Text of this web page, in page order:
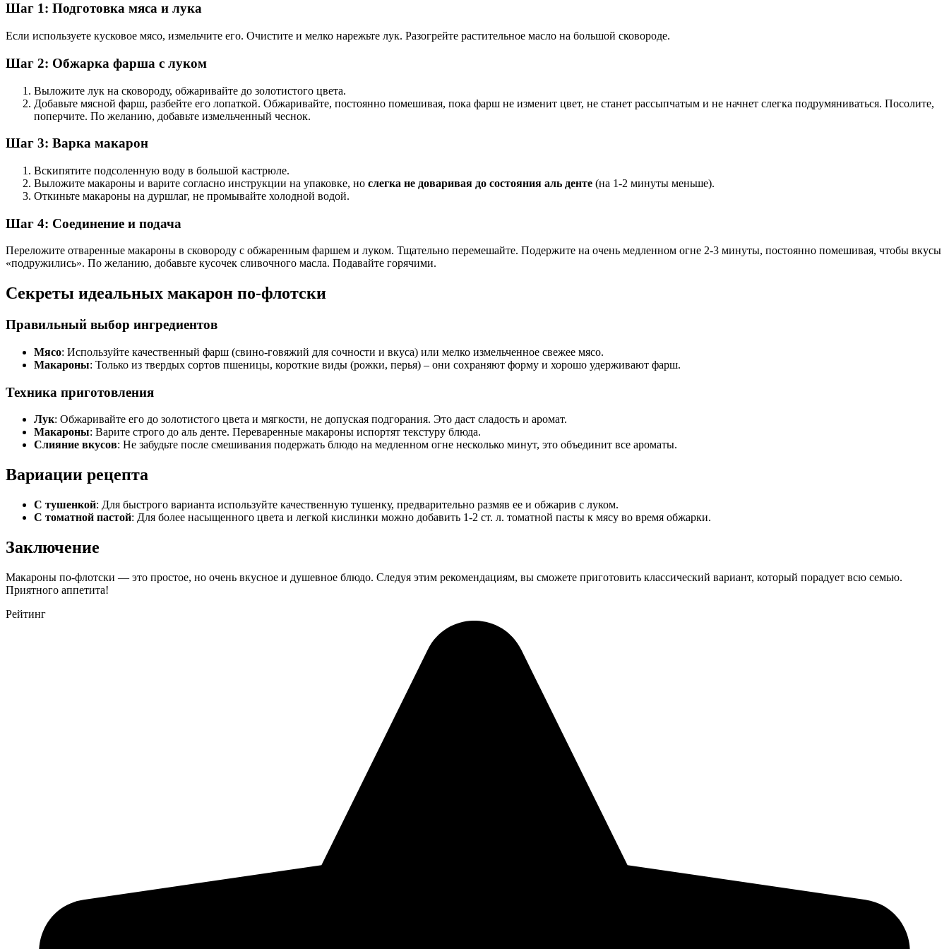
Шаг 1: Подготовка мяса и лука
Если используете кусковое мясо, измельчите его. Очистите и мелко нарежьте лук. Разогрейте растительное масло на большой сковороде.
Шаг 2: Обжарка фарша с луком
Выложите лук на сковороду, обжаривайте до золотистого цвета.
Добавьте мясной фарш, разбейте его лопаткой. Обжаривайте, постоянно помешивая, пока фарш не изменит цвет, не станет рассыпчатым и не начнет слегка подрумяниваться. Посолите,
поперчите. По желанию, добавьте измельченный чеснок.
Шаг 3: Варка макарон
Вскипятите подсоленную воду в большой кастрюле.
Выложите макароны и варите согласно инструкции на упаковке, но слегка не доваривая до состояния аль денте (на 1-2 минуты меньше).
Откиньте макароны на дуршлаг, не промывайте холодной водой.
Шаг 4: Соединение и подача
Переложите отваренные макароны в сковороду с обжаренным фаршем и луком. Тщательно перемешайте. Подержите на очень медленном огне 2-3 минуты, постоянно помешивая, чтобы вкусы
«подружились». По желанию, добавьте кусочек сливочного масла. Подавайте горячими.
Секреты идеальных макарон по-флотски
Правильный выбор ингредиентов
Мясо: Используйте качественный фарш (свино-говяжий для сочности и вкуса) или мелко измельченное свежее мясо.
Макароны: Только из твердых сортов пшеницы, короткие виды (рожки, перья) – они сохраняют форму и хорошо удерживают фарш.
Техника приготовления
Лук: Обжаривайте его до золотистого цвета и мягкости, не допуская подгорания. Это даст сладость и аромат.
Макароны: Варите строго до аль денте. Переваренные макароны испортят текстуру блюда.
Слияние вкусов: Не забудьте после смешивания подержать блюдо на медленном огне несколько минут, это объединит все ароматы.
Вариации рецепта
С тушенкой: Для быстрого варианта используйте качественную тушенку, предварительно размяв ее и обжарив с луком.
С томатной пастой: Для более насыщенного цвета и легкой кислинки можно добавить 1-2 ст. л. томатной пасты к мясу во время обжарки.
Заключение
Макароны по-флотски — это простое, но очень вкусное и душевное блюдо. Следуя этим рекомендациям, вы сможете приготовить классический вариант, который порадует всю семью.
Приятного аппетита!
Рейтинг